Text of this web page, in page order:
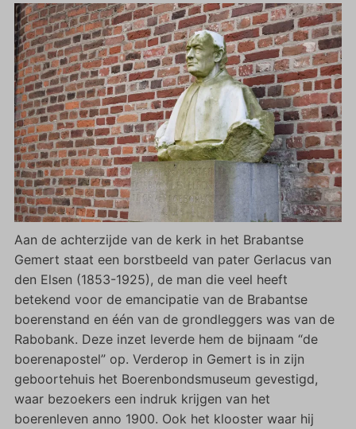
Aan de achterzijde van de kerk in het Brabantse
Gemert staat een borstbeeld van pater Gerlacus van
den Elsen (1853-1925), de man die veel heeft
betekend voor de emancipatie van de Brabantse
boerenstand en één van de grondleggers was van de
Rabobank. Deze inzet leverde hem de bijnaam “de
boerenapostel” op. Verderop in Gemert is in zijn
geboortehuis het Boerenbondsmuseum gevestigd,
waar bezoekers een indruk krijgen van het
boerenleven anno 1900. Ook het klooster waar hij